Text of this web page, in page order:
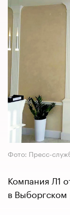
Фото: Пресс-
Компания Л1
в Выборгском